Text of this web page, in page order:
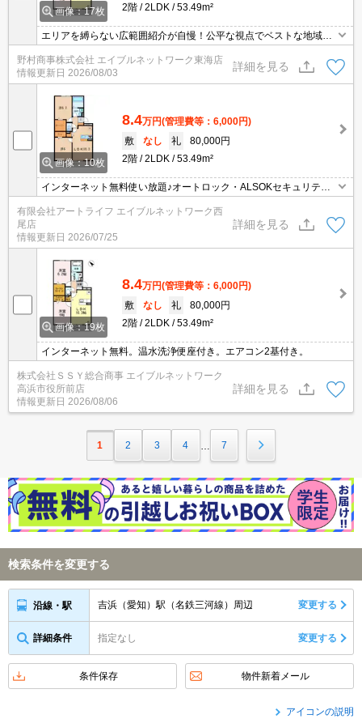
画像：17枚
2階
2LDK 53.49m²
エリアを縛らない広範囲紹介が自慢！公平な視点でベストな地域を
ご提案します。現地集合・オンライン対応！
野村商事株式会社 エイブルネットワーク東海店
情報更新日 2026/08/03
詳細を見る
画像：10枚
8.4万円(管理費等：6,000円)
敷
なし 礼
80,000円
2階
2LDK 53.49m²
インターネット無料使い放題♪オートロック・ALSOKセキュリティ
付で安心♪エアコン2基付き2LDK☆
有限会社アートライフ エイブルネットワーク西
尾店
情報更新日 2026/07/25
詳細を見る
画像：19枚
8.4万円(管理費等：6,000円)
敷
なし 礼
80,000円
2階
2LDK 53.49m²
インターネット無料。温水洗浄便座付き。エアコン2基付き。
株式会社ＳＳＹ総合商事 エイブルネットワーク
高浜市役所前店
情報更新日 2026/08/06
詳細を見る
1 2 3 4 7
検索条件を変更する
沿線・駅 吉浜（愛知）駅（名鉄三河線）周辺 変更する
詳細条件 指定なし 変更する
条件保存 物件新着メール
アイコンの説明